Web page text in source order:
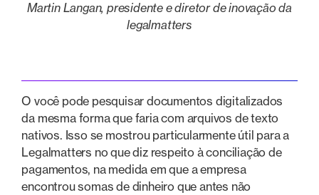
Martin Langan, presidente e diretor de inovação da
legalmatters
O você pode pesquisar documentos digitalizados
da mesma forma que faria com arquivos de texto
nativos. Isso se mostrou particularmente útil para a
Legalmatters no que diz respeito à conciliação de
pagamentos, na medida em que a empresa
encontrou somas de dinheiro que antes não